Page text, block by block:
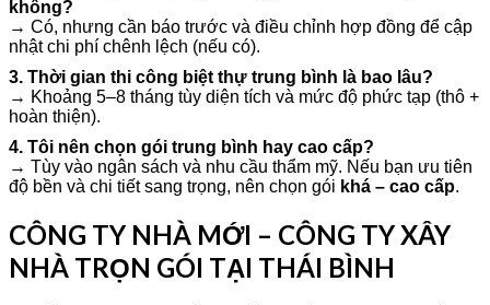
không?
→ Có, nhưng cần báo trước và điều chỉnh hợp đồng để cập
nhật chi phí chênh lệch (nếu có).
3. Thời gian thi công biệt thự trung bình là bao lâu?
→ Khoảng 5–8 tháng tùy diện tích và mức độ phức tạp (thô +
hoàn thiện).
4. Tôi nên chọn gói trung bình hay cao cấp?
→ Tùy vào ngân sách và nhu cầu thẩm mỹ. Nếu bạn ưu tiên
độ bền và chi tiết sang trọng, nên chọn gói khá – cao cấp.
CÔNG TY NHÀ MỚI – CÔNG TY XÂY
NHÀ TRỌN GÓI TẠI THÁI BÌNH